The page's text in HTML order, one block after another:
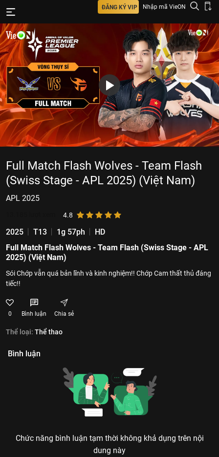
ĐĂNG KÝ VIP Nhập mã VieON
Full Match Flash Wolves - Team Flash
(Swiss Stage - APL 2025) (Việt Nam)
APL 2025
4.8
2025 T13 1g 57ph
HD
Full Match Flash Wolves - Team Flash (Swiss Stage - APL
2025) (Việt Nam)
Sói Chớp vẫn quá bản lĩnh và kinh nghiệm!! Chớp Cam thất thủ đáng
tiếc!!
0 Bình luận Chia sẻ
Thể loại: Thể thao
Bình luận
Chức năng bình luận tạm thời không khả dụng trên nội
dung này